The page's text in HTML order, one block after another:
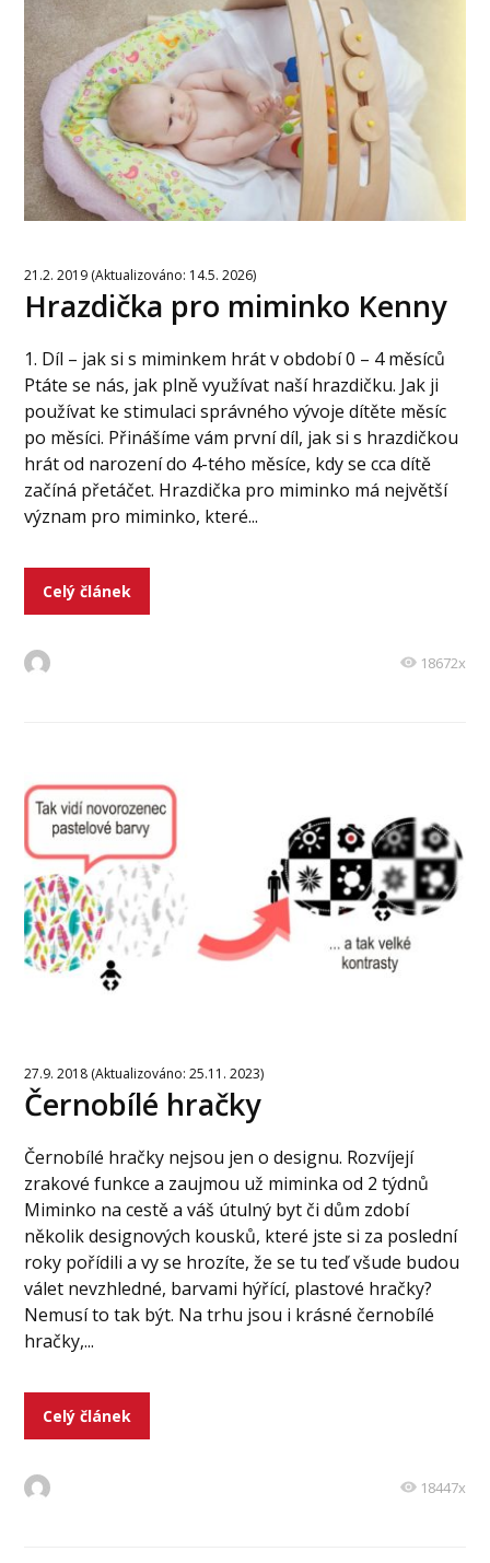
21.2. 2019 (Aktualizováno: 14.5. 2026)
Hrazdička pro miminko Kenny
1. Díl – jak si s miminkem hrát v období 0 – 4 měsíců
Ptáte se nás, jak plně využívat naší hrazdičku. Jak ji
používat ke stimulaci správného vývoje dítěte měsíc
po měsíci. Přinášíme vám první díl, jak si s hrazdičkou
hrát od narození do 4-tého měsíce, kdy se cca dítě
začíná přetáčet. Hrazdička pro miminko má největší
význam pro miminko, které...
Celý článek
18672x
27.9. 2018 (Aktualizováno: 25.11. 2023)
Černobílé hračky
Černobílé hračky nejsou jen o designu. Rozvíjejí
zrakové funkce a zaujmou už miminka od 2 týdnů
Miminko na cestě a váš útulný byt či dům zdobí
několik designových kousků, které jste si za poslední
roky pořídili a vy se hrozíte, že se tu teď všude budou
válet nevzhledné, barvami hýřící, plastové hračky?
Nemusí to tak být. Na trhu jsou i krásné černobílé
hračky,...
Celý článek
18447x